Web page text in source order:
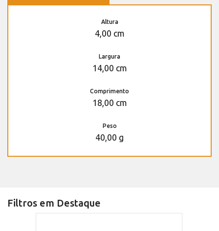
Altura
4,00 cm
Largura
14,00 cm
Comprimento
18,00 cm
Peso
40,00 g
Filtros em Destaque